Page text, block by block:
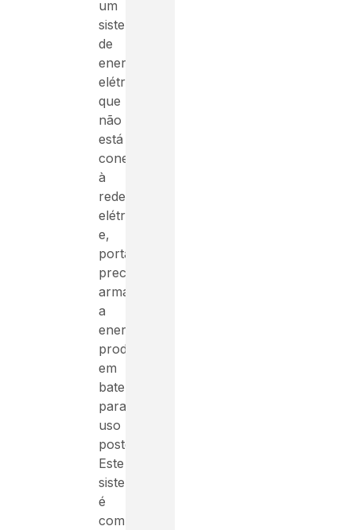
um
sistema
de
energia
elétrica
que
não
está
conectado
à
rede
elétrica
e,
portanto,
precisa
armazenar
a
energia
produzida
em
baterias
para
uso
posterior.
Este
sistema
é
composto